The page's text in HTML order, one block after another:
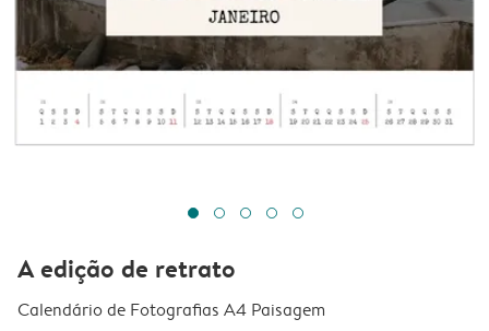
A edição de retrato
Calendário de Fotografias A4 Paisagem